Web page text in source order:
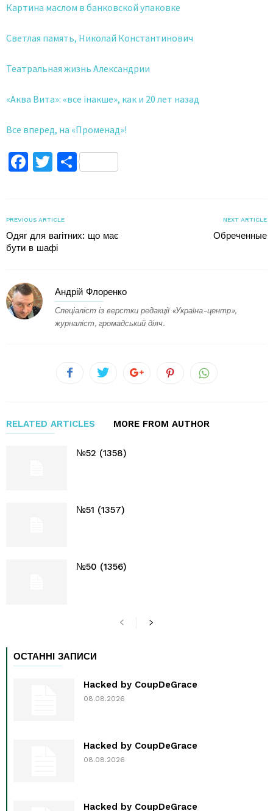
Картина маслом в банковской упаковке
Светлая память, Николай Константинович
Театральная жизнь Александрии
«Аква Вита»: «все інакше», как и 20 лет назад
Все вперед, на «Променад»!
Facebook
TwitterПоділитися
PREVIOUS ARTICLE
Одяг для вагітних: що має
бути в шафі
NEXT ARTICLE
Обреченные
Андрій Флоренко
Спеціаліст із верстки редакції «Україна-центр»,
журналіст, громадський діяч.
RELATED ARTICLES MORE FROM AUTHOR
№52 (1358)
№51 (1357)
№50 (1356)
ОСТАННІ ЗАПИСИ
Hacked by CoupDeGrace
08.08.2026
Hacked by CoupDeGrace
08.08.2026
Hacked by CoupDeGrace